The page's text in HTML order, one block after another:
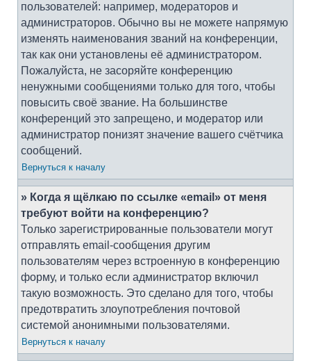
пользователей: например, модераторов и
администраторов. Обычно вы не можете напрямую
изменять наименования званий на конференции,
так как они установлены её администратором.
Пожалуйста, не засоряйте конференцию
ненужными сообщениями только для того, чтобы
повысить своё звание. На большинстве
конференций это запрещено, и модератор или
администратор понизят значение вашего счётчика
сообщений.
Вернуться к началу
» Когда я щёлкаю по ссылке «email» от меня
требуют войти на конференцию?
Только зарегистрированные пользователи могут
отправлять email-сообщения другим
пользователям через встроенную в конференцию
форму, и только если администратор включил
такую возможность. Это сделано для того, чтобы
предотвратить злоупотребления почтовой
системой анонимными пользователями.
Вернуться к началу